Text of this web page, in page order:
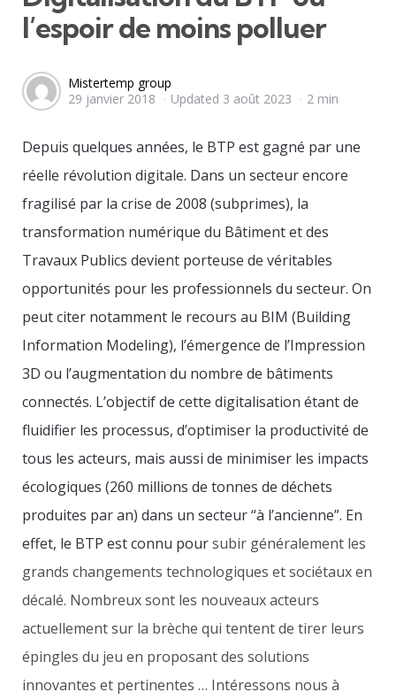
l’espoir de moins polluer
Posted
by
Mistertemp group
29 janvier 2018
Updated 3 août 2023 2 min
Depuis quelques années, le BTP est gagné par une
réelle révolution digitale. Dans un secteur encore
fragilisé par la crise de 2008 (subprimes), la
transformation numérique du Bâtiment et des
Travaux Publics devient porteuse de véritables
opportunités pour les professionnels du secteur. On
peut citer notamment le recours au BIM (Building
Information Modeling), l’émergence de l’Impression
3D ou l’augmentation du nombre de bâtiments
connectés. L’objectif de cette digitalisation étant de
fluidifier les processus, d’optimiser la productivité de
tous les acteurs, mais aussi de minimiser les impacts
écologiques (260 millions de tonnes de déchets
produites par an) dans un secteur “à l’ancienne”. En
effet, le BTP est connu poursubir généralement les
grands changements technologiques et sociétaux en
décalé. Nombreux sont les nouveaux acteurs
actuellement sur la brèche qui tentent de tirer leurs
épingles du jeu en proposant des solutions
innovantes et pertinentes … Intéressons nous à